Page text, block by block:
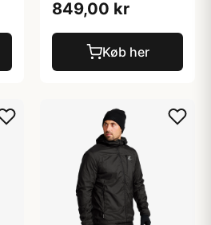
849,00 kr
Køb her